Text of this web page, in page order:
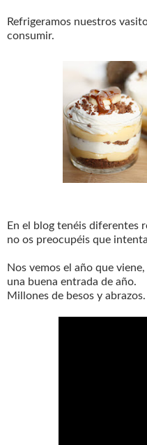
Refrigeramos nuestros
consumir.
En el blog tenéis diferentes
no os preocupéis que
Nos vemos el año que
una buena entrada de año.
Millones de besos y abrazos.